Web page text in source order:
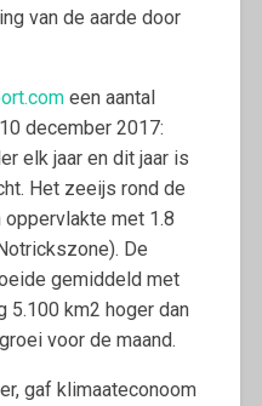
van de aarde door
een aantal
december 2017:
elk jaar en dit jaar is
Het zeeijs rond de
met 1.8
De
gemiddeld met
5.100 km2 hoger dan
voor de maand.
gaf klimaateconoom